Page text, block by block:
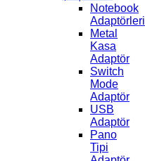
Notebook
Adaptörleri
Metal
Kasa
Adaptör
Switch
Mode
Adaptör
USB
Adaptör
Pano
Tipi